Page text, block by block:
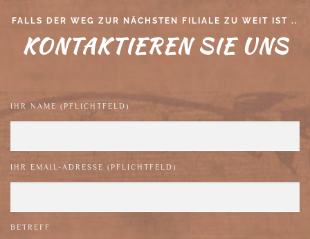
FALLS DER WEG ZUR NÄCHSTEN FILIALE ZU WEIT IST ..
KONTAKTIEREN SIE UNS
IHR NAME (PFLICHTFELD)
IHR EMAIL-ADRESSE (PFLICHTFELD)
BETREFF